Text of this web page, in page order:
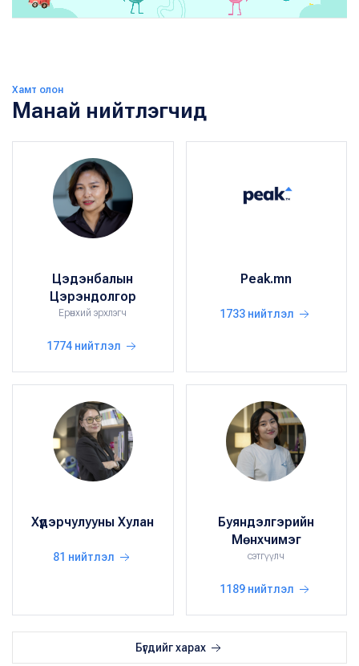
Хамт олон
Манай нийтлэгчид
Цэдэнбалын
Цэрэндолгор
Ерөнхий эрхлэгч
1774 нийтлэл
Peak.mn
1733 нийтлэл
Хүдэрчулууны Хулан
81 нийтлэл
Буяндэлгэрийн
Мөнхчимэг
сэтгүүлч
1189 нийтлэл
Бүгдийг харах